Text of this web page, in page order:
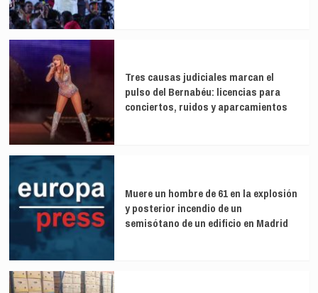
Tres causas judiciales marcan el
pulso del Bernabéu: licencias para
conciertos, ruidos y aparcamientos
Muere un hombre de 61 en la explosión
y posterior incendio de un
semisótano de un edificio en Madrid